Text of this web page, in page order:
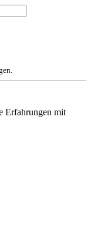
Erfahrungen mit